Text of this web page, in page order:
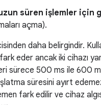
süren işlemler için
açma).
daha belirgindir.
eder ancak iki cihazı
sürece 500 ms ile 600
süresini ayırt
fark edilir ve cihaz